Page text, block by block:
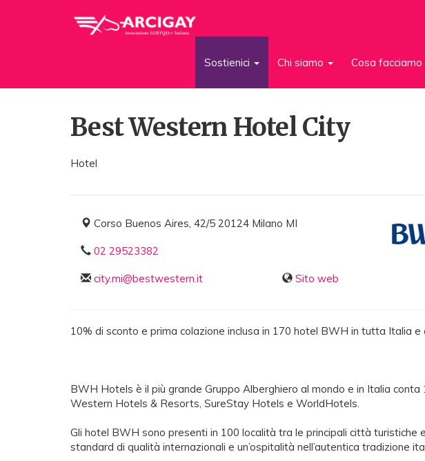
Sostienici Chi siamo Cosa facciamo
Best Western Hotel City
Hotel
Corso Buenos Aires, 42/5 20124 Milano MI
02 29523382
city.mi@bestwestern.it Sito web
10% di sconto e prima colazione inclusa in 170 hotel BWH in tutta Italia e
BWH Hotels è il più grande Gruppo Alberghiero al mondo e in Italia
Western Hotels & Resorts, SureStay Hotels e WorldHotels.
Gli hotel BWH sono presenti in 100 località tra le principali città turistiche
standard di qualità internazionali e un’ospitalità nell’autentica tradizione